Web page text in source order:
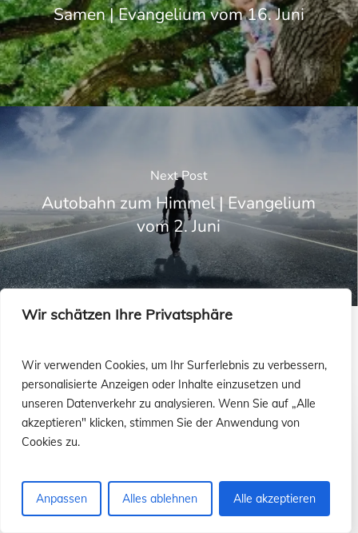
Wir schätzen Ihre Privatsphäre
Wir verwenden Cookies, um Ihr Surferlebnis zu verbessern,
personalisierte Anzeigen oder Inhalte einzusetzen und
unseren Datenverkehr zu analysieren. Wenn Sie auf „Alle
akzeptieren" klicken, stimmen Sie der Anwendung von
Cookies zu.
Anpassen Alles ablehnen Alle akzeptieren
Samen | Evangelium vom 16. Juni
Next Post
Autobahn zum Himmel | Evangelium
vom 2. Juni
Recommended For You
Einbildung
…
der
Sinne